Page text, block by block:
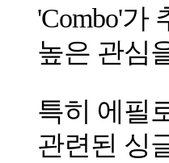
'Combo'가
높은 관심
특히 에필
관련된 싱